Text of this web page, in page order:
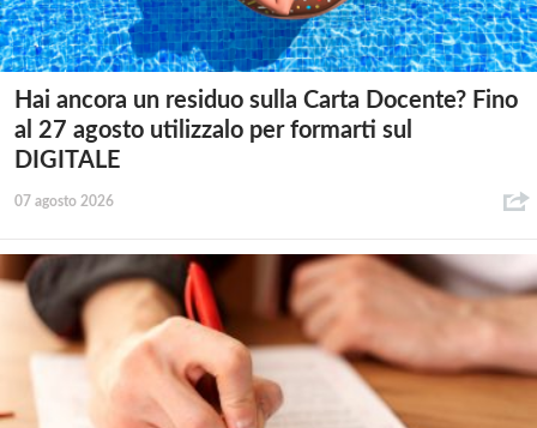
Hai ancora un residuo sulla Carta Docente? Fino
al 27 agosto utilizzalo per formarti sul
DIGITALE
07 agosto 2026